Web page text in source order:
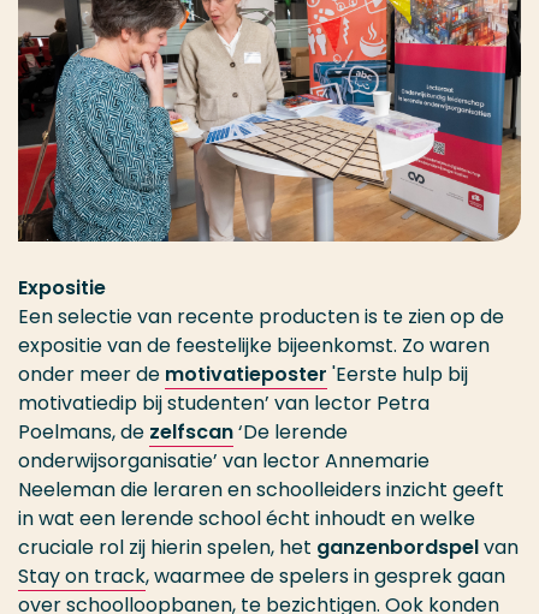
Expositie
Een selectie van recente producten is te zien op de
expositie van de feestelijke bijeenkomst. Zo waren
onder meer de motivatieposter 'Eerste hulp bij
motivatiedip bij studenten’ van lector Petra
Poelmans, de zelfscan‘De lerende
onderwijsorganisatie’ van lector Annemarie
Neeleman die leraren en schoolleiders inzicht geeft
in wat een lerende school écht inhoudt en welke
cruciale rol zij hierin spelen, het ganzenbordspelvan
Stay on track, waarmee de spelers in gesprek gaan
over schoolloopbanen, te bezichtigen. Ook konden